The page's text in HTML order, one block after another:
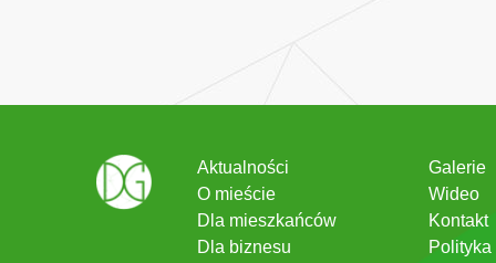
Aktualności
O mieście
Dla mieszkańców
Dla biznesu
Galerie
Wideo
Kontakt